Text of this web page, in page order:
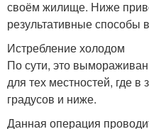
своём жилище. Ниже
результативные способы
Истребление холодом
По сути, это
для тех местностей, где
градусов и ниже.
Данная операция